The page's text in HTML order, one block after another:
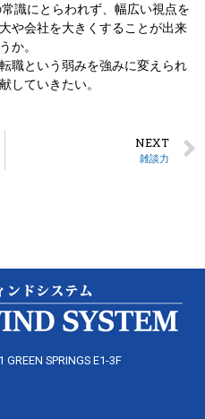
識にとらわれず、幅広い視点を
や会社を大きくすることが出来
か。
職という弱みを強みに変えられ
していきたい。
NEXT
雑談力
SPRINGS E1-3F